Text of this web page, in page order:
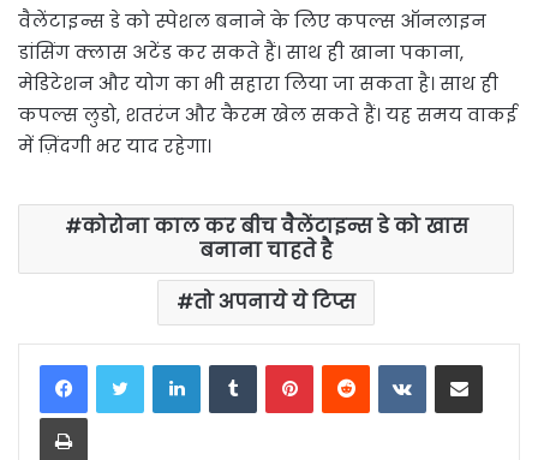
वैलेंटाइन्स डे को स्पेशल बनाने के लिए कपल्स ऑनलाइन
डांसिंग क्लास अटेंड कर सकते हैं। साथ ही खाना पकाना,
मेडिटेशन और योग का भी सहारा लिया जा सकता है। साथ ही
कपल्स लुडो, शतरंज और कैरम खेल सकते हैं। यह समय वाकई
में ज़िंदगी भर याद रहेगा।
कोरोना काल कर बीच वैलेंटाइन्स डे को खास
बनाना चाहते है
तो अपनाये ये टिप्स
LinkedInTumblrPinterestReddit VKontakteShare via Email
Print